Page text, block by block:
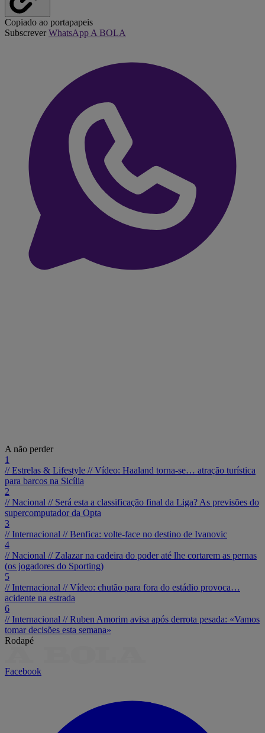
Copiado ao portapapeis
SubscreverWhatsApp A BOLA
A não perder
1
// Estrelas & Lifestyle //Vídeo: Haaland torna-se… atração turística
para barcos na Sicília
2
// Nacional // Será esta a classificação final da Liga? As previsões do
supercomputador da Opta
3
// Internacional //Benfica: volte-face no destino de Ivanovic
4
// Nacional // Zalazar na cadeira do poder até lhe cortarem as pernas
(os jogadores do Sporting)
5
// Internacional //Vídeo: chutão para fora do estádio provoca…
acidente na estrada
6
// Internacional //Ruben Amorim avisa após derrota pesada: «Vamos
tomar decisões esta semana»
Rodapé
Facebook